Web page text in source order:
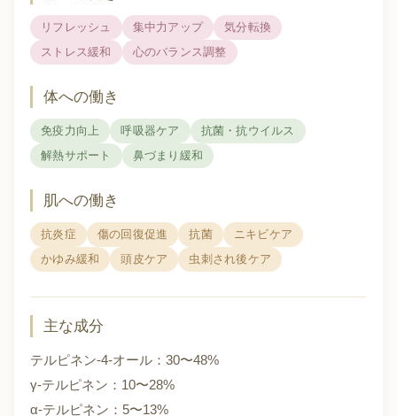
リフレッシュ 集中力アップ
気分転換
ストレス緩和
心のバランス調整
体への働き
免疫力向上 呼吸器ケア
抗菌・抗ウイルス
解熱サポート
鼻づまり緩和
肌への働き
抗炎症 傷の回復促進 抗菌
ニキビケア
かゆみ緩和
頭皮ケア 虫刺され後ケア
主な成分
テルピネン-4-オール：30〜48%
γ-テルピネン：10〜28%
α-テルピネン：5〜13%